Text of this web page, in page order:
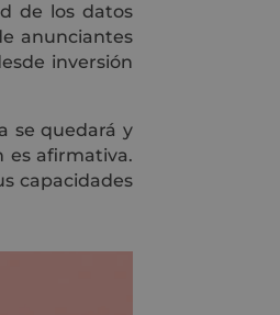
de los datos
anunciantes
inversión
se quedará y
es afirmativa.
capacidades